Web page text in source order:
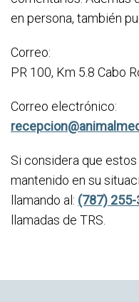
en persona, también
Correo:
PR 100, Km 5.8 Cabo
Correo electrónico:
Si considera que
mantenido en su
llamando al: (787)
llamadas de TRS.